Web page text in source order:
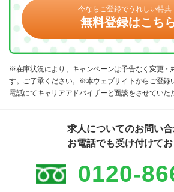
今ならご登録でうれしい特典
無料登録はこち
※在庫状況により、キャンペーンは予告なく変更・
す。ご了承ください。※本ウェブサイトからご登録
電話にてキャリアアドバイザーと面談をさせていた
求人についてのお問い
お電話でも受け付けて
0120-